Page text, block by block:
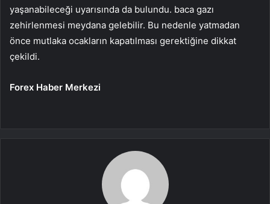
yaşanabileceği uyarısında da bulundu. baca gazı
zehirlenmesi meydana gelebilir. Bu nedenle yatmadan
önce mutlaka ocakların kapatılması gerektiğine dikkat
çekildi.
Forex Haber Merkezi